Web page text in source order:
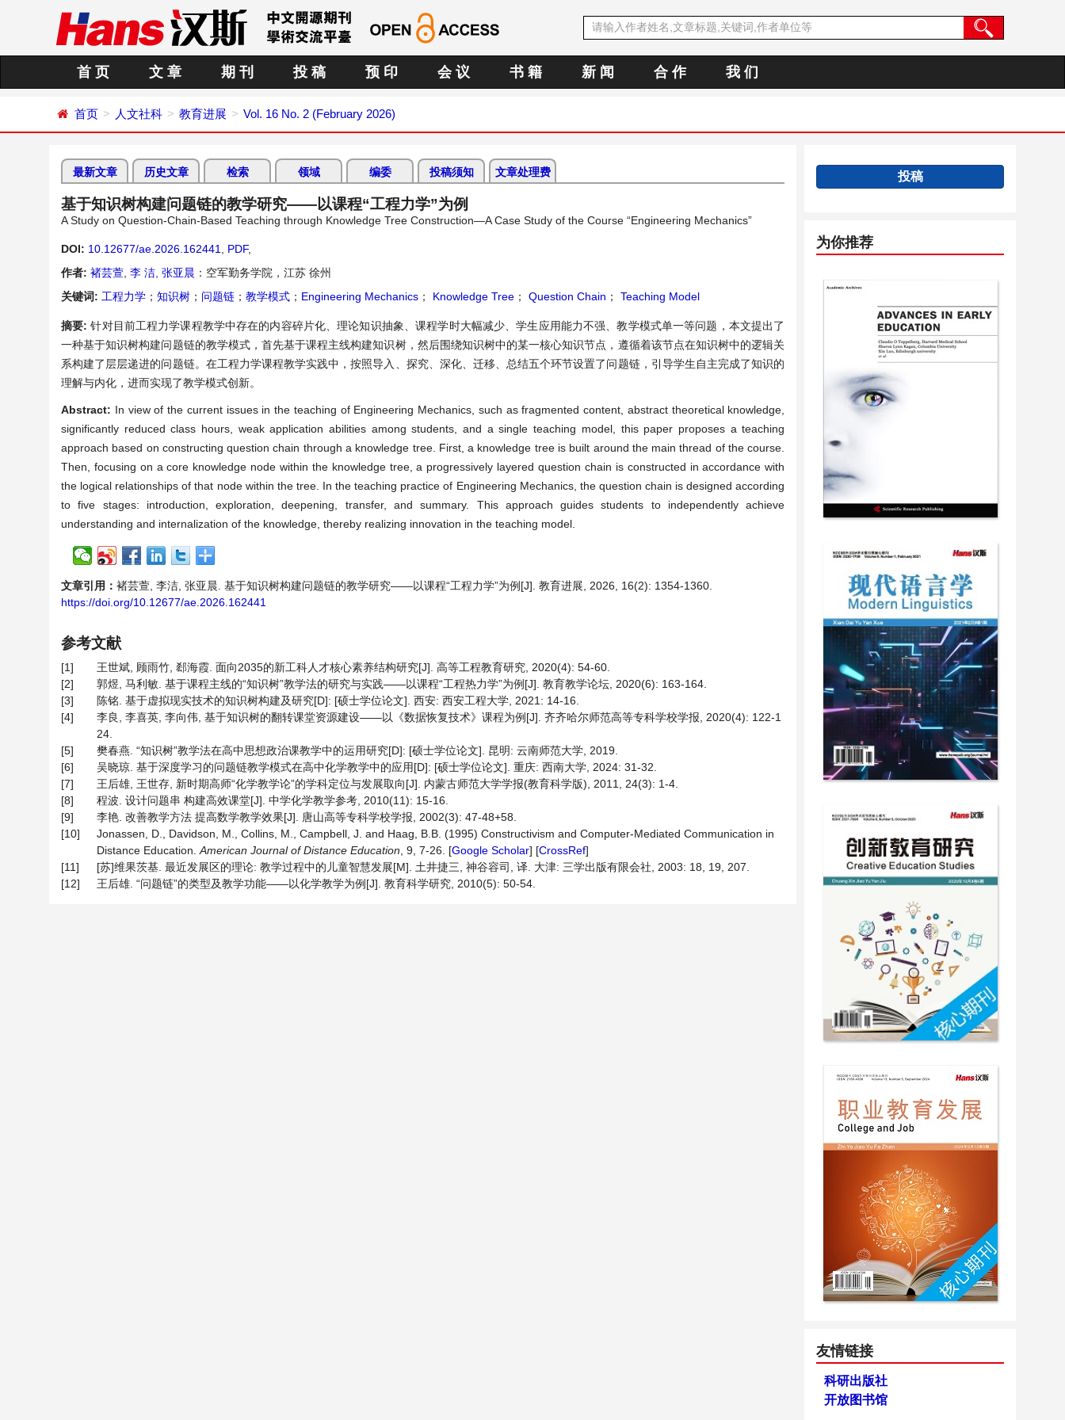
首 页 文 章 期 刊 投 稿 预 印 会 议 书 籍 新 闻 合 作 我 们
首页 人文社科 教育进展 Vol. 16 No. 2 (February 2026)
最新文章 历史文章 检索 领域 编委 投稿须知 文章处理费
基于知识树构建问题链的教学研究——以课程“工程力学”为例
A Study on Question-Chain-Based Teaching through Knowledge Tree Construction—A Case Study of the Course “Engineering Mechanics”
DOI: 10.12677/ae.2026.162441 PDF,
作者: 褚芸萱 李 洁 张亚晨 ：空军勤务学院，江苏 徐州
关键词: 工程力学 ； 知识树 ； 问题链 ； 教学模式 ； Engineering Mechanics ； Knowledge Tree ； Question Chain ； Teaching Model
摘要:针对目前工程力学课程教学中存在的内容碎片化、理论知识抽象、课程学时大幅减少、学生应用能力不强、教学模式单一等问题，本文提出了
一种基于知识树构建问题链的教学模式，首先基于课程主线构建知识树，然后围绕知识树中的某一核心知识节点，遵循着该节点在知识树中的逻辑关
系构建了层层递进的问题链。在工程力学课程教学实践中，按照导入、探究、深化、迁移、总结五个环节设置了问题链，引导学生自主完成了知识的
理解与内化，进而实现了教学模式创新。
Abstract: In view of the current issues in the teaching of Engineering Mechanics, such as fragmented content, abstract theoretical knowledge,
significantly reduced class hours, weak application abilities among students, and a single teaching model, this paper proposes a teaching
approach based on constructing question chain through a knowledge tree. First, a knowledge tree is built around the main thread of the course.
Then, focusing on a core knowledge node within the knowledge tree, a progressively layered question chain is constructed in accordance with
the logical relationships of that node within the tree. In the teaching practice of Engineering Mechanics, the question chain is designed according
to five stages: introduction, exploration, deepening, transfer, and summary. This approach guides students to independently achieve
understanding and internalization of the knowledge, thereby realizing innovation in the teaching model.
文章引用： 褚芸萱, 李洁, 张亚晨. 基于知识树构建问题链的教学研究——以课程“工程力学”为例[J]. 教育进展, 2026, 16(2): 1354-1360.
https://doi.org/10.12677/ae.2026.162441
参考文献
[1]
王世斌, 顾雨竹, 郄海霞. 面向2035的新工科人才核心素养结构研究[J]. 高等工程教育研究, 2020(4): 54-60.
[2]
郭煜, 马利敏. 基于课程主线的“知识树”教学法的研究与实践——以课程“工程热力学”为例[J]. 教育教学论坛, 2020(6): 163-164.
[3]
陈铭. 基于虚拟现实技术的知识树构建及研究[D]: [硕士学位论文]. 西安: 西安工程大学, 2021: 14-16.
[4]
李良, 李喜英, 李向伟, 基于知识树的翻转课堂资源建设——以《数据恢复技术》课程为例[J]. 齐齐哈尔师范高等专科学校学报, 2020(4): 122-1
24.
[5]
樊春燕. “知识树”教学法在高中思想政治课教学中的运用研究[D]: [硕士学位论文]. 昆明: 云南师范大学, 2019.
[6]
吴晓琼. 基于深度学习的问题链教学模式在高中化学教学中的应用[D]: [硕士学位论文]. 重庆: 西南大学, 2024: 31-32.
[7]
王后雄, 王世存, 新时期高师“化学教学论”的学科定位与发展取向[J]. 内蒙古师范大学学报(教育科学版), 2011, 24(3): 1-4.
[8]
程波. 设计问题串 构建高效课堂[J]. 中学化学教学参考, 2010(11): 15-16.
[9]
李艳. 改善教学方法 提高数学教学效果[J]. 唐山高等专科学校学报, 2002(3): 47-48+58.
[10]
Jonassen, D., Davidson, M., Collins, M., Campbell, J. and Haag, B.B. (1995) Constructivism and Computer‐Mediated Communication in
Distance Education. American Journal of Distance Education , 9, 7-26. [Google Scholar] [CrossRef]
[11]
[苏]维果茨基. 最近发展区的理论: 教学过程中的儿童智慧发展[M]. 土井捷三, 神谷容司, 译. 大津: 三学出版有限会社, 2003: 18, 19, 207.
[12]
王后雄. “问题链”的类型及教学功能——以化学教学为例[J]. 教育科学研究, 2010(5): 50-54.
投稿
为你推荐
友情链接
科研出版社
开放图书馆